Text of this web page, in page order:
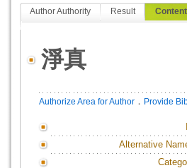
Author Authority Result Content
淨真
Authorize Area for Author ． Provide
Alternative